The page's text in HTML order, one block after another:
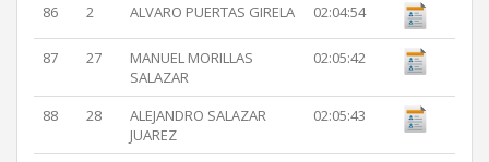
86 2 ALVARO PUERTAS GIRELA 02:04:54
87 27
MANUEL MORILLAS
SALAZAR
02:05:42
88 28
ALEJANDRO SALAZAR
JUAREZ
02:05:43